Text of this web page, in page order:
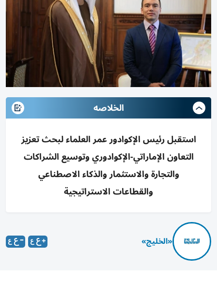
الخلاصه
استقبل رئيس الإكوادور عمر العلماء لبحث تعزيز
التعاون الإماراتي-الإكوادوري وتوسيع الشراكات
والتجارة والاستثمار والذكاء الاصطناعي
والقطاعات الاستراتيجية
«الخليج»